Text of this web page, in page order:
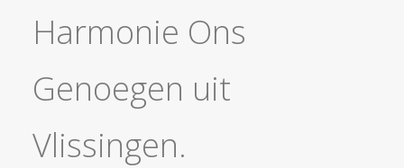
Exact matches only
Harmonie Ons
Genoegen uit
Vlissingen.